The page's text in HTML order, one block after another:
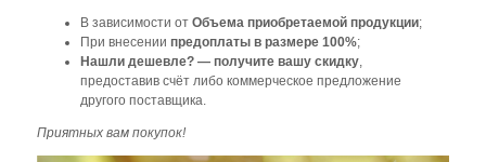
В зависимости от Объема приобретаемой продукции;
При внесении предоплаты в размере 100%;
Нашли дешевле? — получите вашу скидку
предоставив счёт либо коммерческоe предложение
другого поставщика.
Приятных вам покупок!